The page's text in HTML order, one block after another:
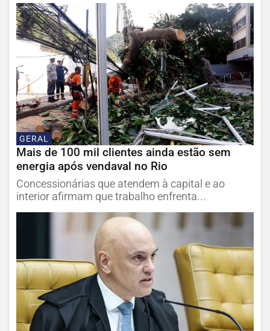
GERAL
Mais de 100 mil clientes ainda estão sem
energia após vendaval no Rio
Concessionárias que atendem à capital e ao
interior afirmam que trabalho enfrenta...